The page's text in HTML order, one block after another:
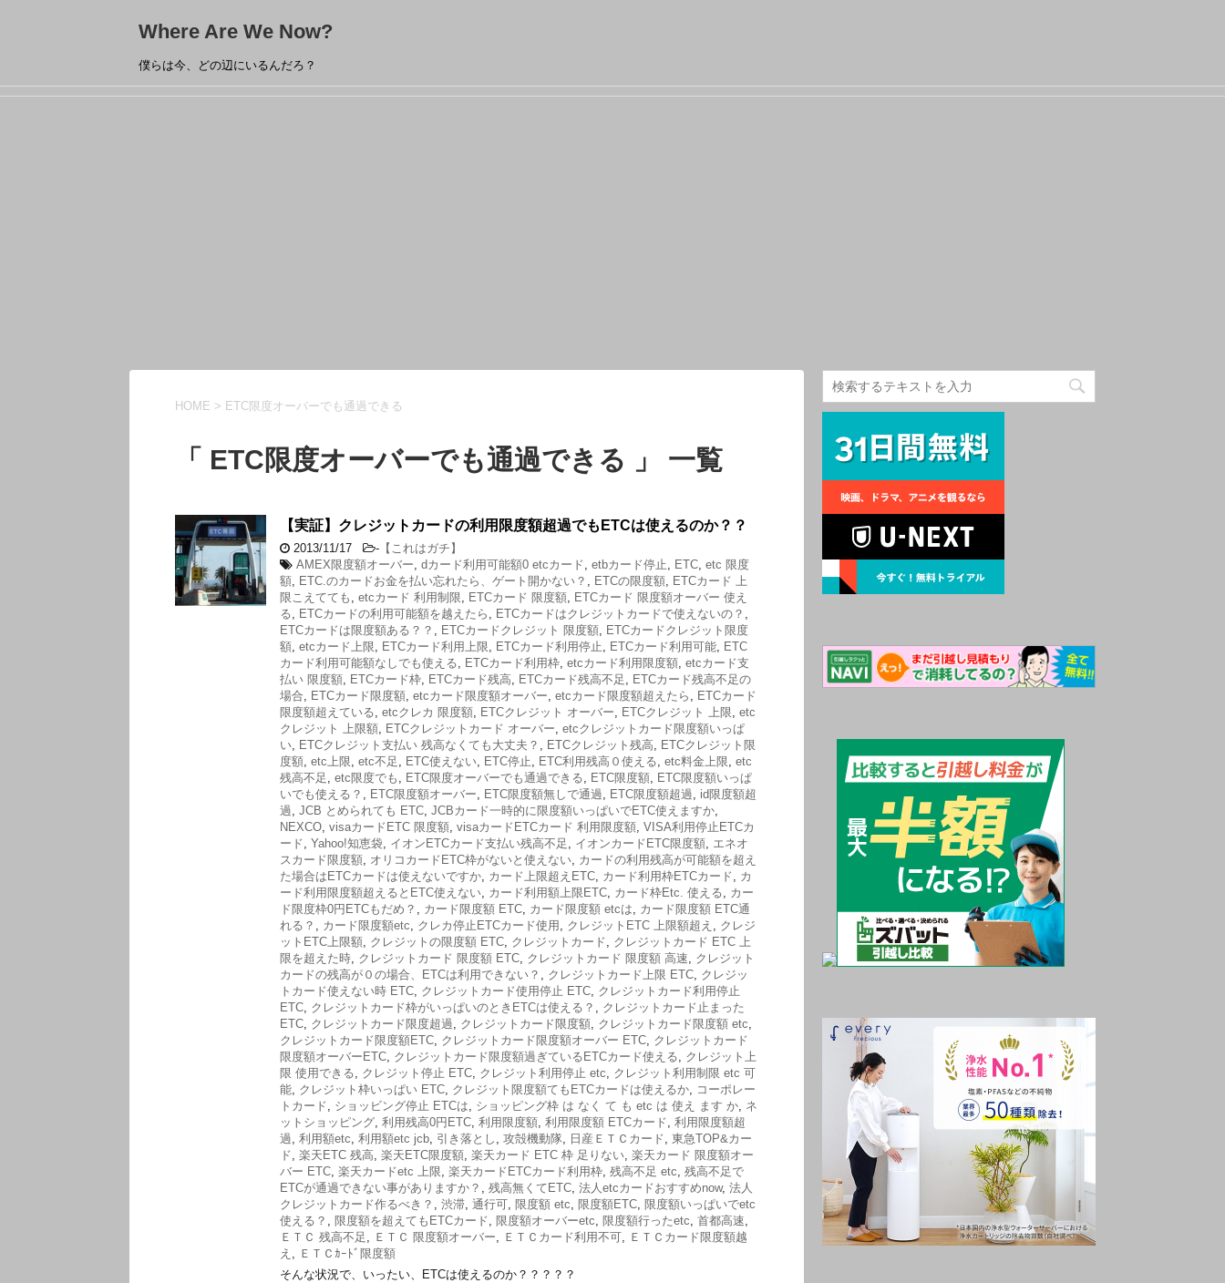
Where Are We Now?
僕らは今、どの辺にいるんだろ？
HOME > ETC限度オーバーでも通過できる
「 ETC限度オーバーでも通過できる 」 一覧
【実証】クレジットカードの利用限度額超過でもETCは使えるのか？？
2013/11/17 - 【これはガチ】
AMEX限度額オーバー, dカード利用可能額0 etcカード, etbカード停止, ETC, etc 限度
額, ETC.のカードお金を払い忘れたら、ゲート開かない？ , ETCの限度額, ETCカード 上
限こえてても , etcカード 利用制限, ETCカード 限度額, ETCカード 限度額オーバー 使え
る, ETCカードの利用可能額を越えたら , ETCカードはクレジットカードで使えないの？ ,
ETCカードは限度額ある？？ , ETCカードクレジット 限度額, ETCカードクレジット限度
額, etcカード上限, ETCカード利用上限, ETCカード利用停止, ETCカード利用可能, ETC
カード利用可能額なしでも使える, ETCカード利用枠, etcカード利用限度額, etcカード支
払い 限度額, ETCカード枠, ETCカード残高, ETCカード残高不足 , ETCカード残高不足の
場合, ETCカード限度額, etcカード限度額オーバー, etcカード限度額超えたら , ETCカード
限度額超えている, etcクレカ 限度額, ETCクレジット オーバー, ETCクレジット 上限, etc
クレジット 上限額, ETCクレジットカード オーバー, etcクレジットカード限度額いっぱ
い, ETCクレジット支払い 残高なくても大丈夫？ , ETCクレジット残高, ETCクレジット限
度額, etc上限, etc不足 , ETC使えない, ETC停止, ETC利用残高０使える, etc料金上限, etc
残高不足 , etc限度でも , ETC限度オーバーでも通過できる, ETC限度額, ETC限度額いっぱ
いでも使える？ , ETC限度額オーバー, ETC限度額無しで通過, ETC限度額超過, id限度額超
過, JCB とめられても ETC, JCBカード一時的に限度額いっぱいでETC使えますか,
NEXCO, visaカードETC 限度額, visaカードETCカード 利用限度額, VISA利用停止ETCカ
ード, Yahoo!知恵袋, イオンETCカード支払い残高不足 , イオンカードETC限度額, エネオ
スカード限度額, オリコカードETC枠がないと使えない, カードの利用残高が可能額を超え
た場合はETCカードは使えないですか, カード上限超えETC, カード利用枠ETCカード, カ
ード利用限度額超えるとETC使えない, カード利用額上限ETC, カード枠Etc. 使える, カー
ド限度枠0円ETCもだめ？ , カード限度額 ETC, カード限度額 etcは, カード限度額 ETC通
れる？ , カード限度額etc, クレカ停止ETCカード使用 , クレジットETC 上限額超え , クレジ
ットETC上限額, クレジットの限度額 ETC, クレジットカード, クレジットカード ETC 上
限を超えた時, クレジットカード 限度額 ETC, クレジットカード 限度額 高速, クレジット
カードの残高が０の場合、ETCは利用できない？ , クレジットカード上限 ETC, クレジッ
トカード使えない時 ETC, クレジットカード使用停止 ETC, クレジットカード利用停止
ETC, クレジットカード枠がいっぱいのときETCは使える？ , クレジットカード止まった
ETC, クレジットカード限度超過, クレジットカード限度額, クレジットカード限度額 etc,
クレジットカード限度額ETC, クレジットカード限度額オーバー ETC, クレジットカード
限度額オーバーETC, クレジットカード限度額過ぎているETCカード使える, クレジット上
限 使用できる, クレジット停止 ETC, クレジット利用停止 etc, クレジット利用制限 etc 可
能, クレジット枠いっぱい ETC, クレジット限度額てもETCカードは使えるか, コーポレー
トカード, ショッビング停止 ETCは, ショッピング枠 は なく て も etc は 使え ます か, ネ
ットショッピング, 利用残高0円ETC, 利用限度額, 利用限度額 ETCカード, 利用限度額超
過, 利用額etc, 利用額etc jcb, 引き落とし , 攻殻機動隊, 日産ＥＴＣカード, 東急TOP&カー
ド, 楽天ETC 残高, 楽天ETC限度額, 楽天カード ETC 枠 足りない, 楽天カード 限度額オー
バー ETC, 楽天カードetc 上限, 楽天カードETCカード利用枠, 残高不足 etc, 残高不足で
ETCが通過できない事がありますか？ , 残高無くてETC, 法人etcカードおすすめnow, 法人
クレジットカード作るべき？ , 渋滞, 通行可, 限度額 etc, 限度額ETC, 限度額いっぱいでetc
使える？ , 限度額を超えてもETCカード, 限度額オーバーetc, 限度額行ったetc, 首都高速,
ＥＴＣ 残高不足 , ＥＴＣ 限度額オーバー, ＥＴＣカード利用不可, ＥＴＣカード限度額越
え , ＥＴＣｶｰﾄﾞ限度額
そんな状況で、いったい、ETCは使えるのか？？？？？